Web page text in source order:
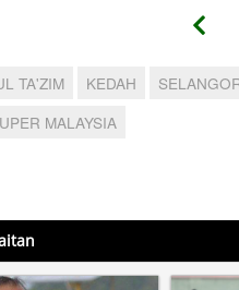
TA'ZIM KEDAH
MALAYSIA